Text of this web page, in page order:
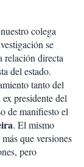
colega
se
relación directa
del estado.
tanto del
presidente del
de manifiesto el
. El mismo
que versiones
pero